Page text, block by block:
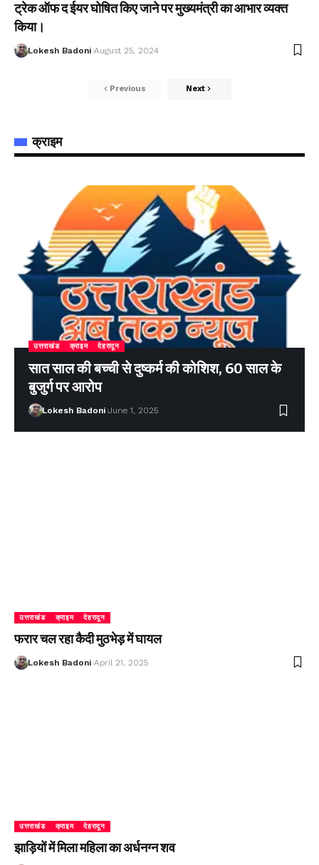
ट्रेक ऑफ द ईयर घोषित किए जाने पर मुख्यमंत्री का आभार व्यक्त
किया।
Lokesh Badoni August 25, 2024
Previous Next
क्राइम
उत्तराखंड क्राइम देहरादून
सात साल की बच्ची से दुष्कर्म की कोशिश, 60 साल के
बुजुर्ग पर आरोप
Lokesh Badoni June 1, 2025
उत्तराखंड क्राइम देहरादून
फरार चल रहा कैदी मुठभेड़ में घायल
Lokesh Badoni April 21, 2025
उत्तराखंड क्राइम देहरादून
झाड़ियों में मिला महिला का अर्धनग्न शव